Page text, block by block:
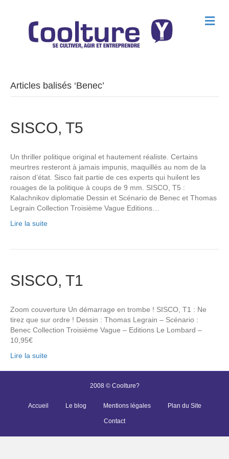
M
e
Articles balisés ‘Benec’
SISCO, T5
Un thriller politique original et hautement réaliste. Certains
meurtres resteront à jamais impunis, maquillés au nom de la
raison d’état. Sisco fait partie de ces experts qui huilent les
rouages de la politique à coups de 9 mm. SISCO, T5 :
Kalachnikov diplomatie Dessin et Scénario de Benec et Thomas
Legrain Collection Troisième Vague Editions…
Lire la suite
SISCO, T1
Zoom couverture Un démarrage en trombe ! SISCO, T1 : Ne
tirez que sur ordre ! Dessin : Thomas Legrain – Scénario :
Benec Collection Troisième Vague – Editions Le Lombard –
10,95€
Lire la suite
2008 © Coolture?
Accueil Le blog Mentions légales Plan du Site
Contact